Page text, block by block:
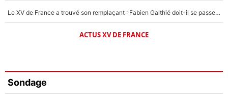
Le XV de France a trouvé son remplaçant : Fabien Galthié doit-il se passer d'Antoine Dupont ?
ACTUS XV DE FRANCE
Sondage